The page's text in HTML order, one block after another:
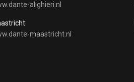
alighieri.nl
maastricht.nl